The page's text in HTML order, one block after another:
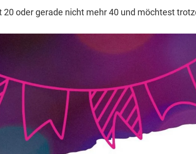
20 oder gerade nicht mehr 40 und möchtest